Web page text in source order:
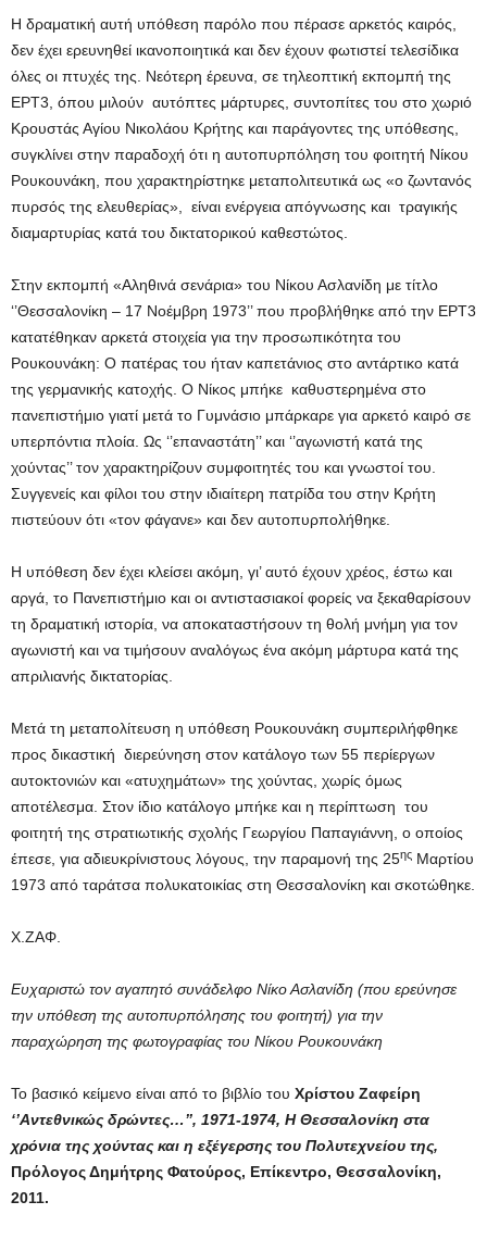
Η δραματική αυτή υπόθεση παρόλο που πέρασε αρκετός καιρός,
δεν έχει ερευνηθεί ικανοποιητικά και δεν έχουν φωτιστεί τελεσίδικα
όλες οι πτυχές της. Νεότερη έρευνα, σε τηλεοπτική εκπομπή της
ΕΡΤ3, όπου μιλούν αυτόπτες μάρτυρες, συντοπίτες του στο χωριό
Κρουστάς Αγίου Νικολάου Κρήτης και παράγοντες της υπόθεσης,
συγκλίνει στην παραδοχή ότι η αυτοπυρπόληση του φοιτητή Νίκου
Ρουκουνάκη, που χαρακτηρίστηκε μεταπολιτευτικά ως «ο ζωντανός
πυρσός της ελευθερίας», είναι ενέργεια απόγνωσης και τραγικής
διαμαρτυρίας κατά του δικτατορικού καθεστώτος.
Στην εκπομπή «Αληθινά σενάρια» του Νίκου Ασλανίδη με τίτλο
‘’Θεσσαλονίκη – 17 Νοέμβρη 1973’’ που προβλήθηκε από την ΕΡΤ3
κατατέθηκαν αρκετά στοιχεία για την προσωπικότητα του
Ρουκουνάκη: Ο πατέρας του ήταν καπετάνιος στο αντάρτικο κατά
της γερμανικής κατοχής. Ο Νίκος μπήκε καθυστερημένα στο
πανεπιστήμιο γιατί μετά το Γυμνάσιο μπάρκαρε για αρκετό καιρό σε
υπερπόντια πλοία. Ως ‘’επαναστάτη’’ και ‘’αγωνιστή κατά της
χούντας’’ τον χαρακτηρίζουν συμφοιτητές του και γνωστοί του.
Συγγενείς και φίλοι του στην ιδιαίτερη πατρίδα του στην Κρήτη
πιστεύουν ότι «τον φάγανε» και δεν αυτοπυρπολήθηκε.
Η υπόθεση δεν έχει κλείσει ακόμη, γι’ αυτό έχουν χρέος, έστω και
αργά, το Πανεπιστήμιο και οι αντιστασιακοί φορείς να ξεκαθαρίσουν
τη δραματική ιστορία, να αποκαταστήσουν τη θολή μνήμη για τον
αγωνιστή και να τιμήσουν αναλόγως ένα ακόμη μάρτυρα κατά της
απριλιανής δικτατορίας.
Μετά τη μεταπολίτευση η υπόθεση Ρουκουνάκη συμπεριλήφθηκε
προς δικαστική διερεύνηση στον κατάλογο των 55 περίεργων
αυτοκτονιών και «ατυχημάτων» της χούντας, χωρίς όμως
αποτέλεσμα. Στον ίδιο κατάλογο μπήκε και η περίπτωση του
φοιτητή της στρατιωτικής σχολής Γεωργίου Παπαγιάννη, ο οποίος
έπεσε, για αδιευκρίνιστους λόγους, την παραμονή της 25ης Μαρτίου
1973 από ταράτσα πολυκατοικίας στη Θεσσαλονίκη και σκοτώθηκε.
Χ.ΖΑΦ.
Ευχαριστώ τον αγαπητό συνάδελφο Νίκο Ασλανίδη (που ερεύνησε
την υπόθεση της αυτοπυρπόλησης του φοιτητή) για την
παραχώρηση της φωτογραφίας του Νίκου Ρουκουνάκη
Το βασικό κείμενο είναι από το βιβλίο του Χρίστου Ζαφείρη
‘’Αντεθνικώς δρώντες…’’, 1971-1974, Η Θεσσαλονίκη στα
χρόνια της χούντας και η εξέγερσης του Πολυτεχνείου της,
Πρόλογος Δημήτρης Φατούρος, Επίκεντρο, Θεσσαλονίκη,
2011.